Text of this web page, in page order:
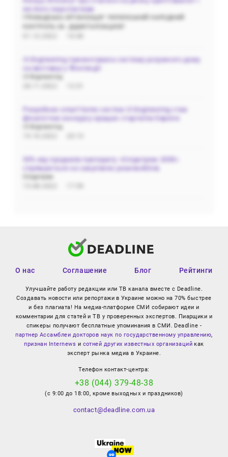
які його перспективи
i3 Engineering презентувала систему розумного дому
на виставці у Фінляндії
Розробник smart home систем i3 Engineering став
фіналістом конкурсу кращих стартапів Європи
50% від продажів препарату «Олідетрим 2000»
спрямуються на закупівлю реанімобілів.
О нас Соглашение Блог Рейтинги
Улучшайте работу редакции или ТВ канала вместе с Deadline.
Создавать новости или репортажи в Украине можно на 70% быстрее
и без плагиата! На медиа-платформе СМИ собирают идеи и
комментарии для статей и ТВ у проверенных экспертов. Пиарщики и
спикеры получают бесплатные упоминания в СМИ. Deadline -
партнер Ассамблеи докторов наук по государственному управлению,
признан Internews и сотней других известных организацийкак
эксперт рынка медиа в Украине.
Телефон контакт-центра:
+38 (044) 379-48-38
(с 9:00 до 18:00, кроме выходных и праздников)
contact@deadline.com.ua